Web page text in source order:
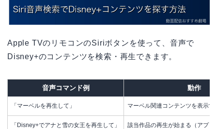
Apple TVのリモコンのSiriボタンを使って、音声で
Disney+のコンテンツを検索・再生できます。
音声コマンド例 動作
「マーベルを再生して」 マーベル関連コンテンツを表示す
「Disney+でアナと雪の女王を再生して」 該当作品の再生が始まる（アプリ